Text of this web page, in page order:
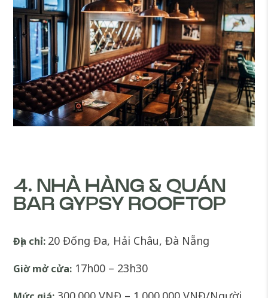
4. NHÀ HÀNG & QUÁN
BAR GYPSY ROOFTOP
Địa chỉ: 20 Đống Đa, Hải Châu, Đà Nẵng
Giờ mở cửa: 17h00 – 23h30